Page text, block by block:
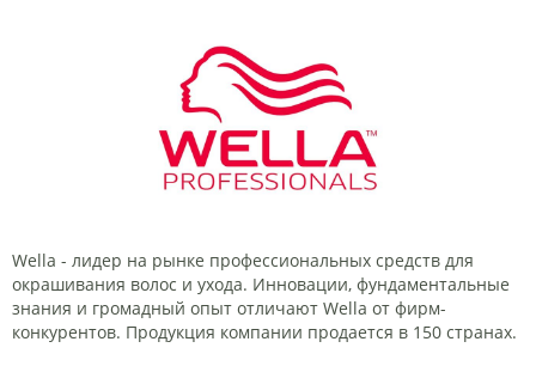
Wella - лидер на рынке профессиональных средств для
окрашивания волос и ухода. Инновации, фундаментальные
знания и громадный опыт отличают Wella от фирм-
конкурентов. Продукция компании продается в 150 странах.